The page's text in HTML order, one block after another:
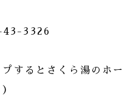
43-3326
するとさくら湯のホー